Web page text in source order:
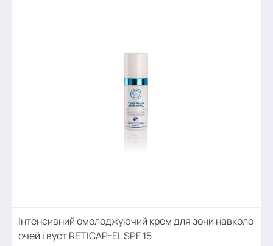
Інтенсивний омолоджуючий крем для зони навколо
очей і вуст RETICAP-EL SPF 15